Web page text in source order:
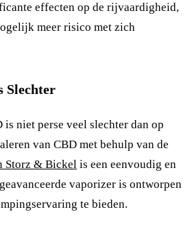
effecten op de rijvaardigheid,
meer risico met zich
Slechter
niet perse veel slechter dan op
van CBD met behulp van de
Storz & Bickel is een eenvoudig en
vaporizer is ontworpen
te bieden.